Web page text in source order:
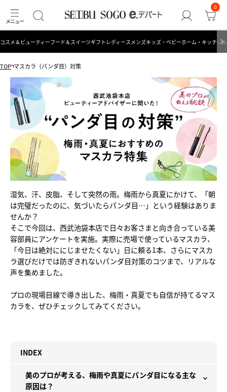
0
コスメ＆ビューティーフード＆スイーツギフト レディース メンズキッズ・ベビーホーム・キッチン
TOP マスカラ（パンダ目）対策
湿気、汗、皮脂、そして突然の雨。梅雨から真夏にかけて、「朝
は完璧だったのに、気づいたらパンダ目…」という経験はありま
せんか？
そこで今回は、西武池袋本店で日々お客さまと向き合っている美
容部員にアンケートを実施。実際に売場で使っているマスカラ、
「今日は絶対ににじませたくない」日に頼る1本、さらにマスカ
ラ選びだけでは防ぎきれないパンダ目対策のコツまで、リアルな
声を集めました。
プロの現場目線で導き出した、梅雨・真夏でも自信が持てるマス
カラを、ぜひチェックしてみてください。
INDEX
美のプロが考える、梅雨や真夏にパンダ目になる主な
原因は？